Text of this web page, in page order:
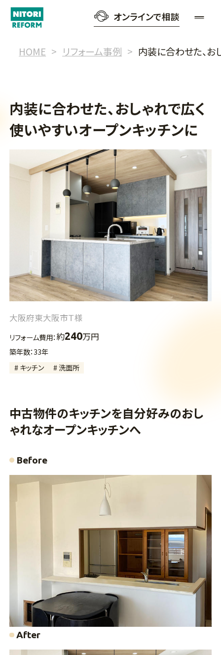
オンラインで相談
HOME リフォーム事例 内装に合わせた、お
内装に合わせた、おしゃれで広く
使いやすいオープンキッチンに
大阪府東大阪市Ｔ様
リフォーム費用：約240万円
築年数：33年
# キッチン
# 洗面所
中古物件のキッチンを自分好みのおし
ゃれなオープンキッチンへ
Before
After